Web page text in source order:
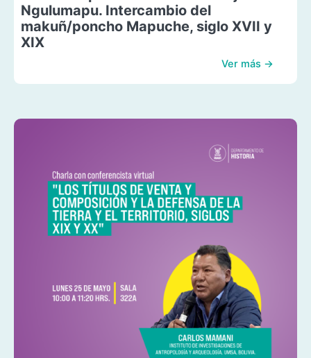
Ngulumapu. Intercambio del
makuñ/poncho Mapuche, siglo XVII y
XIX
Ver más →